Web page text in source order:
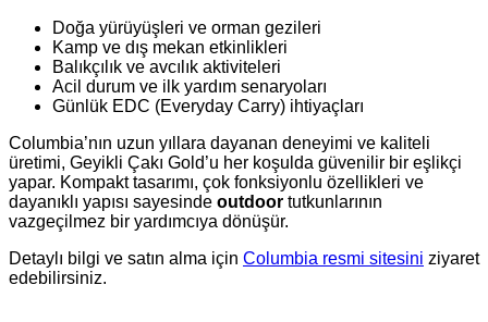
Doğa yürüyüşleri ve orman gezileri
Kamp ve dış mekan etkinlikleri
Balıkçılık ve avcılık aktiviteleri
Acil durum ve ilk yardım senaryoları
Günlük EDC (Everyday Carry) ihtiyaçları
Columbia’nın uzun yıllara dayanan deneyimi ve kaliteli
üretimi, Geyikli Çakı Gold’u her koşulda güvenilir bir eşlikçi
yapar. Kompakt tasarımı, çok fonksiyonlu özellikleri ve
dayanıklı yapısı sayesinde outdoor tutkunlarının
vazgeçilmez bir yardımcıya dönüşür.
Detaylı bilgi ve satın alma için Columbia resmi sitesini ziyaret
edebilirsiniz.